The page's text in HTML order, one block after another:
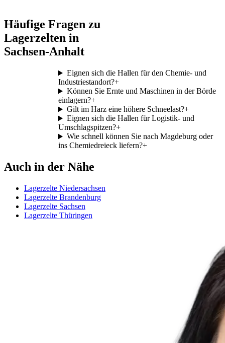
Häufige Fragen zu
Lagerzelten in
Sachsen-Anhalt
Eignen sich die Hallen für den Chemie- und
Industriestandort?+
Können Sie Ernte und Maschinen in der Börde
einlagern?+
Gilt im Harz eine höhere Schneelast?+
Eignen sich die Hallen für Logistik- und
Umschlagspitzen?+
Wie schnell können Sie nach Magdeburg oder
ins Chemiedreieck liefern?+
Auch in der Nähe
Lagerzelte Niedersachsen
Lagerzelte Brandenburg
Lagerzelte Sachsen
Lagerzelte Thüringen